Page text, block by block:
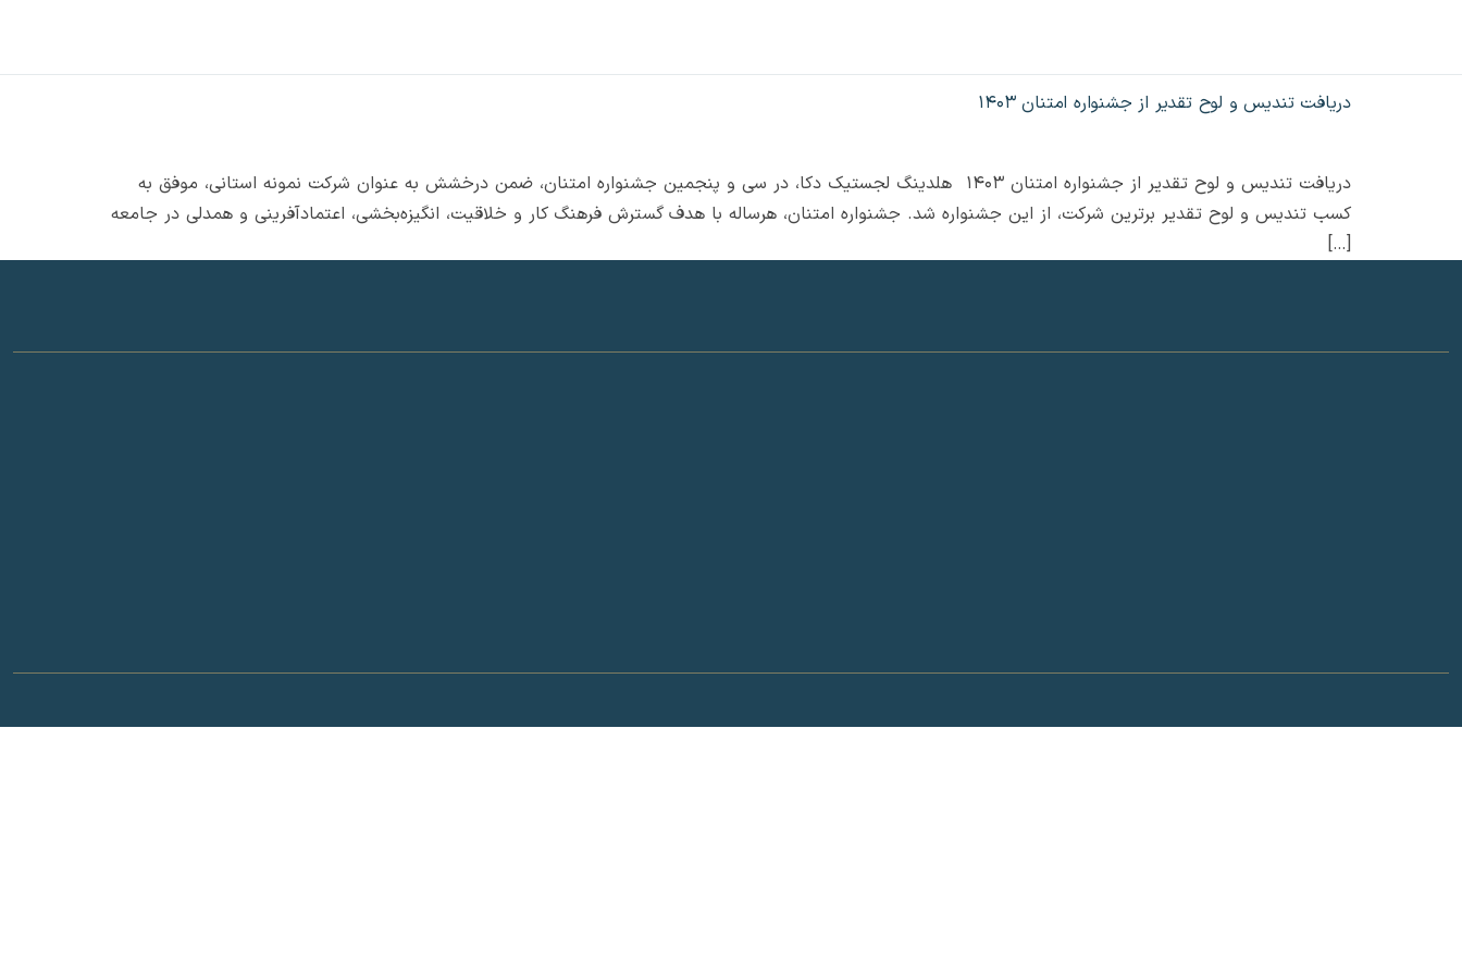
دریافت تندیس و لوح تقدیر از جشنواره امتنان 1403
دریافت تندیس و لوح تقدیر از جشنواره امتنان 1403 هلدینگ لجستیک دکا، در سی و پنجمین جشنواره امتنان، ضمن درخشش به عنوان شرکت نمونه استانی، موفق به
کسب تندیس و لوح تقدیر برترین شرکت، از این جشنواره شد. جشنواره امتنان، هرساله با هدف گسترش فرهنگ کار و خلاقیت، انگیزه‌بخشی، اعتمادآفرینی و همدلی در جامعه
[…]